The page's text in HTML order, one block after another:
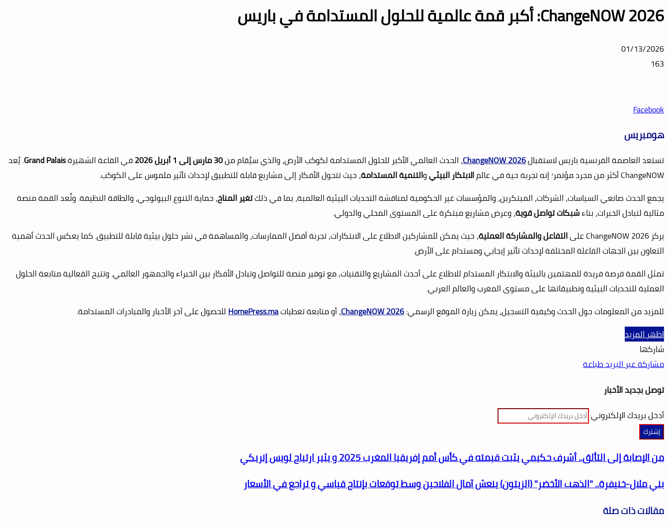
ChangeNOW 2026: أكبر قمة عالمية للحلول المستدامة في باريس
01/13/2026
163
Facebook
هومبريس
تستعد العاصمة الفرنسية باريس لاستقبالChangeNOW 2026، الحدث العالمي الأكبر للحلول المستدامة لكوكب الأرض، والذي سيُقام من30 مارس إلى 1 أبريل 2026 في القاعة الشهيرةGrand Palais. يُعد
ChangeNOW أكثر من مجرد مؤتمر؛ إنه تجربة حية في عالم
الابتكار البيئيوالتنمية المستدامة، حيث تتحول الأفكار إلى مشاريع قابلة للتطبيق لإحداث تأثير ملموس على الكوكب.
يجمع الحدث صانعي السياسات، الشركات، المبتكرين، والمؤسسات غير الحكومية لمناقشة التحديات البيئية العالمية، بما في ذلكتغير المناخ، حماية التنوع البيولوجي، والطاقة النظيفة. وتُعد القمة منصة
مثالية لتبادل الخبرات، بناءشبكات تواصل قوية، وعرض مشاريع مبتكرة على المستوى المحلي والدولي.
يركز ChangeNOW 2026 على
التفاعل والمشاركة العملية، حيث يمكن للمشاركين الاطلاع على الابتكارات، تجربة أفضل الممارسات، والمساهمة في نشر حلول بيئية قابلة للتطبيق. كما يعكس الحدث أهمية
التعاون بين الجهات الفاعلة المختلفة لإحداث تأثير إيجابي ومستدام على الأرض.
تمثل القمة فرصة فريدة للمهتمين بالبيئة والابتكار المستدام للاطلاع على أحدث المشاريع والتقنيات، مع توفير منصة للتواصل وتبادل الأفكار بين الخبراء والجمهور العالمي. وتتيح الفعالية متابعة الحلول
العملية للتحديات البيئية وتطبيقاتها على مستوى المغرب والعالم العربي.
للمزيد من المعلومات حول الحدث وكيفية التسجيل، يمكن زيارة الموقع الرسمي:ChangeNOW 2026، أو متابعة تغطياتHomePress.maللحصول على آخر الأخبار والمبادرات المستدامة.
اظهر المزيد
شاركها
مشاركة عبر البريدطباعة
توصل بجديد الأخبار
أدخل بريدك الإلكتروني
من الإصابة إلى التألق.. أشرف حكيمي يثبت قيمته في كأس أمم إفريقيا المغرب 2025 و يثير ارتياح لويس إنريكي
بني ملال-خنيفرة.. "الذهب الأخضر" (الزيتون) ينعش آمال الفلاحين وسط توقعات بإنتاج قياسي و تراجع في الأسعار
مقالات ذات صلة